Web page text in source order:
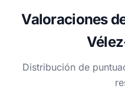
Valoraciones
Distribución de